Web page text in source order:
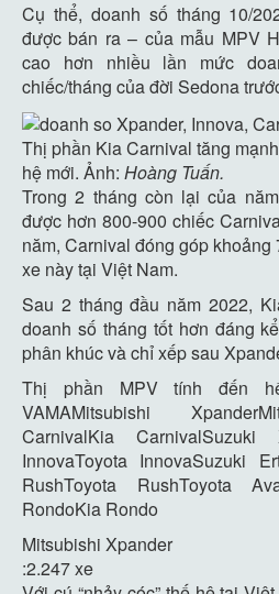
Cụ thể, doanh số tháng 10/
được bán ra – của mẫu MPV
cao hơn nhiều lần mức
chiếc/tháng của đời Sedona
Thị phần Kia Carnival tăng
hệ mới. Ảnh: Hoàng Tuấn.
Trong 2 tháng còn lại của
được hơn 800-900 chiếc
năm, Carnival đóng góp
xe này tại Việt Nam.
Sau 2 tháng đầu năm 2022,
doanh số tháng tốt hơn đáng
phân khúc và chỉ xếp sau
Thị phần MPV tính đến
VAMAMitsubishi
CarnivalKia CarnivalSuzuki
InnovaToyota InnovaSuzuki
RushToyota RushToyota
RondoKia Rondo
Mitsubishi Xpander
:2.247 xe